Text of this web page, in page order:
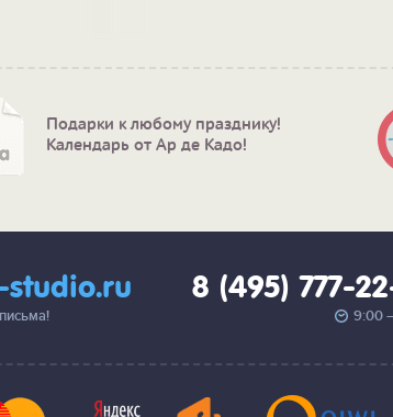
Подарки к любому празднику!
Календарь от Ар де Кадо!
studio.ru 8 (495) 777-
9:00